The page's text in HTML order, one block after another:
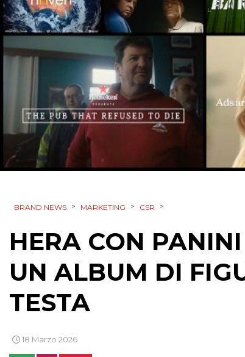
BRAND NEWS > MARKETING > CSR >
HERA CON
UN ALBUM DI
TESTA
18 Marzo 2026